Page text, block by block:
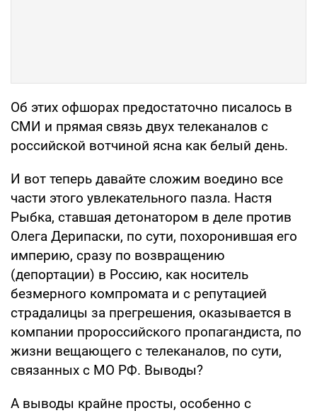
Об этих офшорах предостаточно писалось в
СМИ и прямая связь двух телеканалов с
российской вотчиной ясна как белый день.
И вот теперь давайте сложим воедино все
части этого увлекательного пазла. Настя
Рыбка, ставшая детонатором в деле против
Олега Дерипаски, по сути, похоронившая его
империю, сразу по возвращению
(депортации) в Россию, как носитель
безмерного компромата и с репутацией
страдалицы за прегрешения, оказывается в
компании пророссийского пропагандиста, по
жизни вещающего с телеканалов, по сути,
связанных с МО РФ. Выводы?
А выводы крайне просты, особенно с